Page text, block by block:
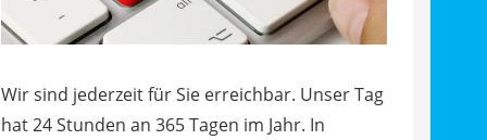
Wir sind jederzeit für Sie erreichbar. Unser Tag
hat 24 Stunden an 365 Tagen im Jahr. In